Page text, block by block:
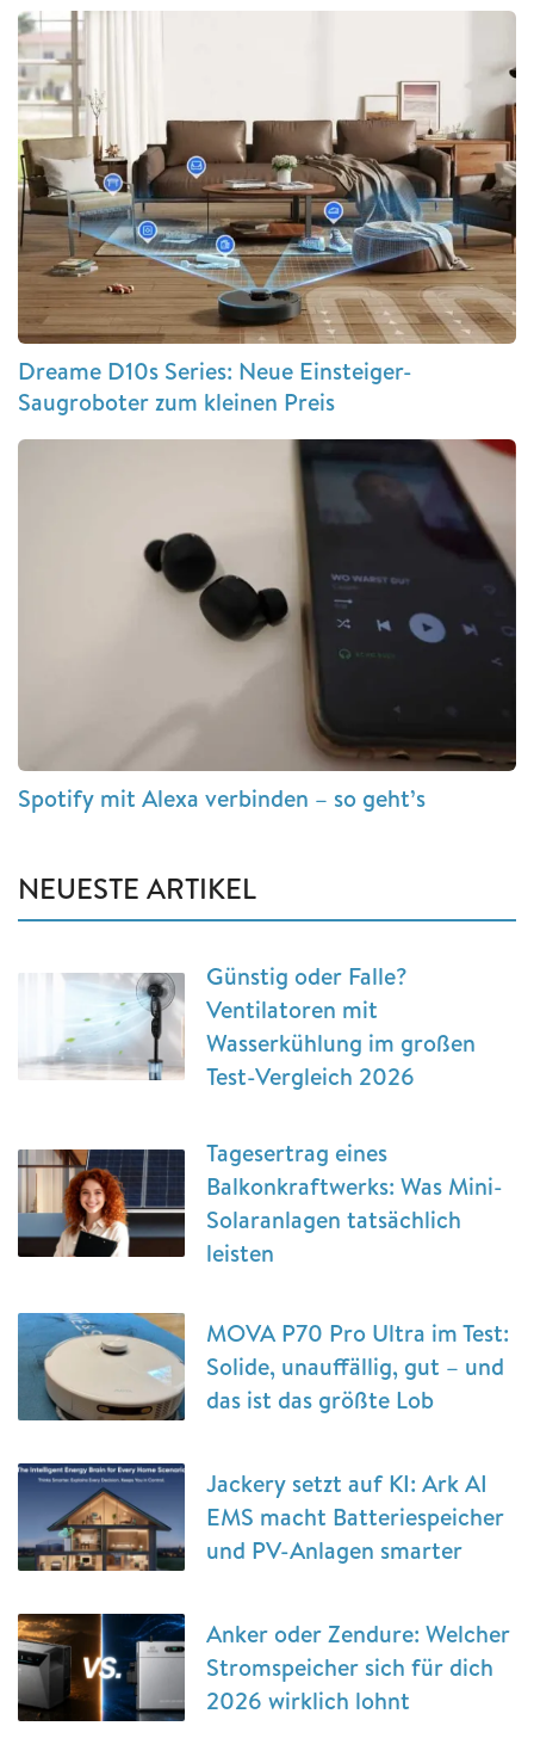
Dreame D10s Series: Neue Einsteiger-
Saugroboter zum kleinen Preis
Spotify mit Alexa verbinden – so geht’s
NEUESTE ARTIKEL
Günstig oder Falle?
Ventilatoren mit
Wasserkühlung im großen
Test-Vergleich 2026
Tagesertrag eines
Balkonkraftwerks: Was Mini-
Solaranlagen tatsächlich
leisten
MOVA P70 Pro Ultra im Test:
Solide, unauffällig, gut – und
das ist das größte Lob
Jackery setzt auf KI: Ark AI
EMS macht Batteriespeicher
und PV-Anlagen smarter
Anker oder Zendure: Welcher
Stromspeicher sich für dich
2026 wirklich lohnt